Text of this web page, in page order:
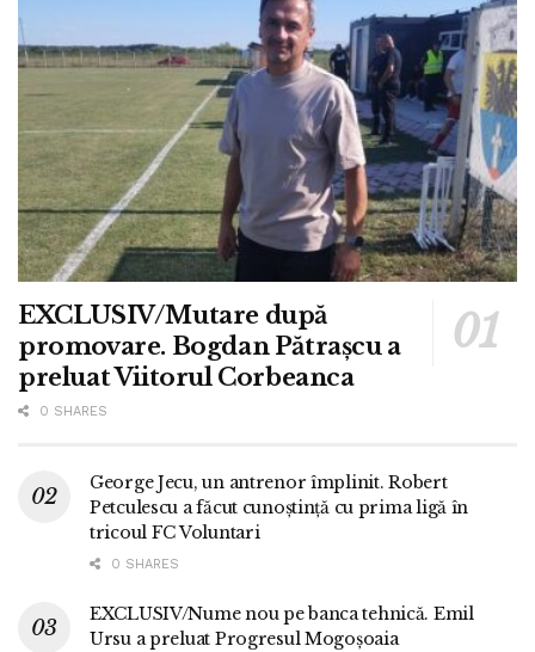
EXCLUSIV/Mutare după
promovare. Bogdan Pătrașcu a
preluat Viitorul Corbeanca
0 SHARES
George Jecu, un antrenor împlinit. Robert
Petculescu a făcut cunoștință cu prima ligă în
tricoul FC Voluntari
0 SHARES
EXCLUSIV/Nume nou pe banca tehnică. Emil
Ursu a preluat Progresul Mogoșoaia